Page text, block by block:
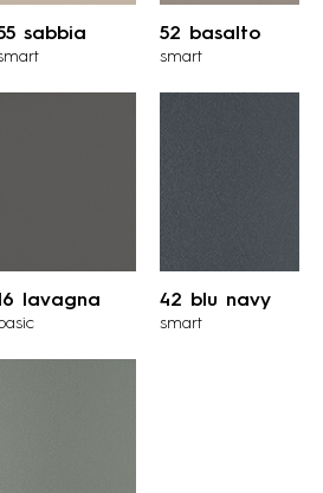
sabbia 52 basalto
smart
lavagna 42 blu navy
smart